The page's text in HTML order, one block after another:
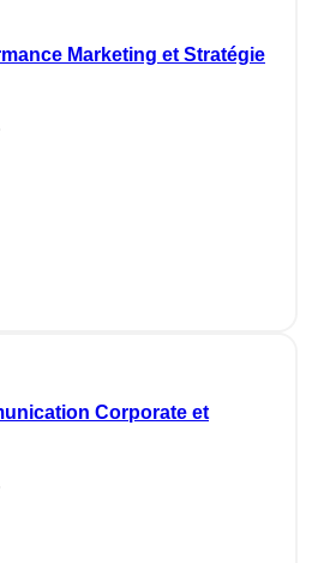
Marketing et Stratégie
Corporate et